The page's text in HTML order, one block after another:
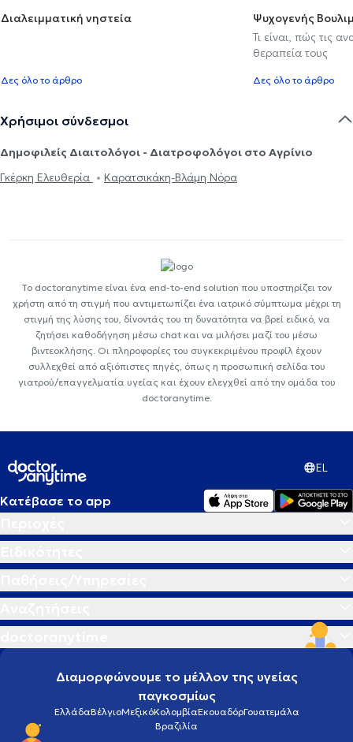
Διαλειμματική νηστεία
Δες όλο το άρθρο
Ψυχογενής
Τι είναι, πώς τις
θεραπεία τους
Δες όλο το άρθρο
Χρήσιμοι σύνδεσμοι
Δημοφιλείς Διαιτολόγοι - Διατροφολόγοι στο Αγρίνιο
Γκέρκη Ελευθερία
Καρατσικάκη-Βλάμη Νόρα
Το doctoranytime είναι ένα end-to-end solution που υποστηρίζει τον
χρήστη από τη στιγμή που αντιμετωπίζει ένα ιατρικό σύμπτωμα μέχρι τη
στιγμή της λύσης του, δίνοντάς του τη δυνατότητα να βρεί ειδικό, να
ζητήσει καθοδήγηση μέσω chat και να μιλήσει μαζί του μέσω
βιντεοκλήσης. Οι πληροφορίες του συγκεκριμένου προφίλ έχουν
συλλεχθεί από αξιόπιστες πηγές, όπως η προσωπική σελίδα του
γιατρού/επαγγελματία υγείας και έχουν ελεγχθεί από την ομάδα του
doctoranytime.
EL
Κατέβασε το app
Διαμορφώνουμε το μέλλον της υγείας
παγκοσμίως
ΕλλάδαΒέλγιοΜεξικόΚολομβίαΕκουαδόρΓουατεμάλα
Βραζιλία